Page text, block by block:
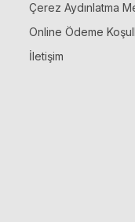
Çerez Aydınlatma
Online Ödeme
İletişim